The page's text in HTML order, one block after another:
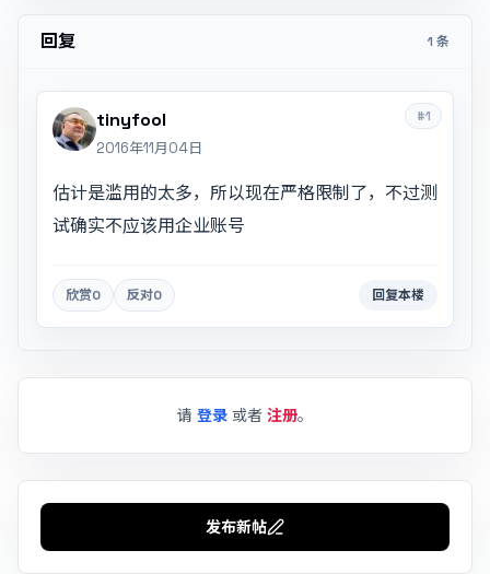
回复 1 条
#1
tinyfool
2016年11月04日
估计是滥用的太多，所以现在严格限制了，不过测
试确实不应该用企业账号
欣赏0 反对0 回复本楼
请 登录 或者 注册。
发布新帖